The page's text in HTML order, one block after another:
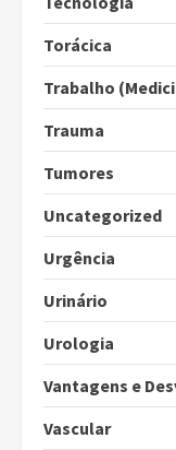
Torácica
Trabalho
Trauma
Tumores
Uncategorized
Urgência
Urinário
Urologia
Vantagens e
Vascular